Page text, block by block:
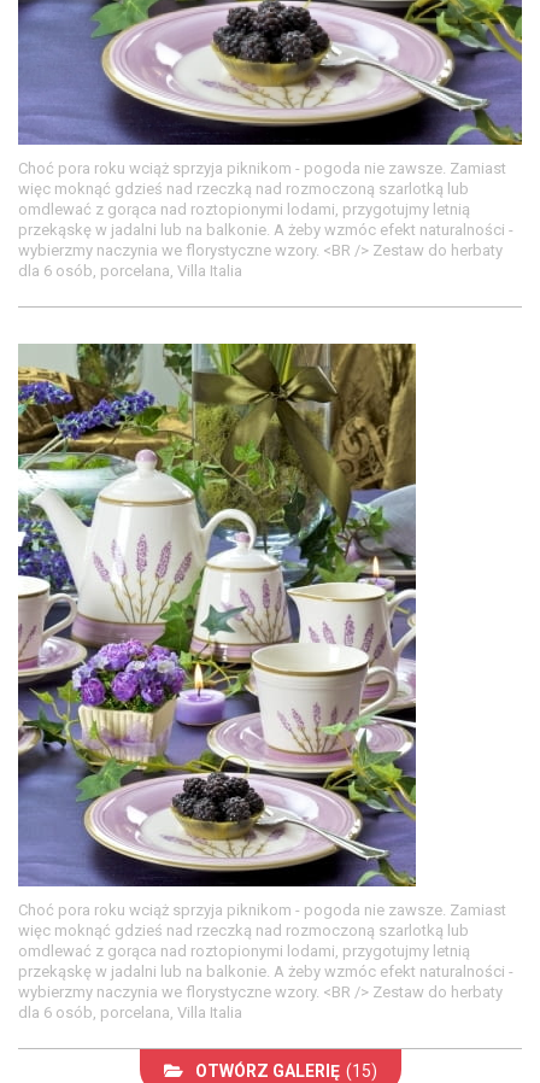
Choć pora roku wciąż sprzyja piknikom - pogoda nie zawsze. Zamiast
więc moknąć gdzieś nad rzeczką nad rozmoczoną szarlotką lub
omdlewać z gorąca nad roztopionymi lodami, przygotujmy letnią
przekąskę w jadalni lub na balkonie. A żeby wzmóc efekt naturalności -
wybierzmy naczynia we florystyczne wzory. <BR /> Zestaw do herbaty
dla 6 osób, porcelana, Villa Italia
Choć pora roku wciąż sprzyja piknikom - pogoda nie zawsze. Zamiast
więc moknąć gdzieś nad rzeczką nad rozmoczoną szarlotką lub
omdlewać z gorąca nad roztopionymi lodami, przygotujmy letnią
przekąskę w jadalni lub na balkonie. A żeby wzmóc efekt naturalności -
wybierzmy naczynia we florystyczne wzory. <BR /> Zestaw do herbaty
dla 6 osób, porcelana, Villa Italia
OTWÓRZ GALERIĘ (15)